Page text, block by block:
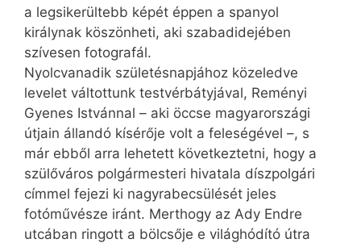
a legsikerültebb képét éppen a spanyol
királynak köszönheti, aki szabadidejében
szívesen fotografál.
Nyolcvanadik születésnapjához közeledve
levelet váltottunk testvérbátyjával, Reményi
Gyenes Istvánnal – aki öccse magyarországi
útjain állandó kísérője volt a feleségével –, s
már ebből arra lehetett következtetni, hogy a
szülőváros polgármesteri hivatala díszpolgári
címmel fejezi ki nagyrabecsülését jeles
fotóművésze iránt. Merthogy az Ady Endre
utcában ringott a bölcsője e világhódító útra